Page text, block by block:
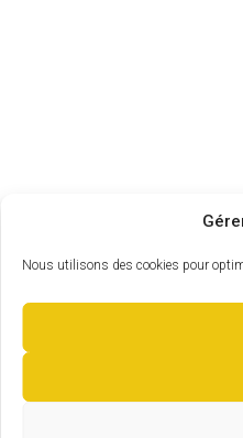
Nous utilisons des cookies pour